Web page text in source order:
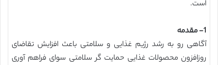
است.
1- مقدمه
آگاهی رو به رشد رژیم غذایی و سلامتی باعث افزایش تقاضای
روزافزون محصولات غذایی حمایت گر سلامتی سوای فراهم آوری